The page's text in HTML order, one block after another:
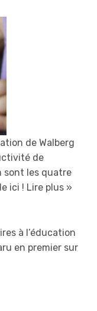
de Walberg
de
sont les quatre
ici ! Lire plus »
à l’éducation
en premier sur